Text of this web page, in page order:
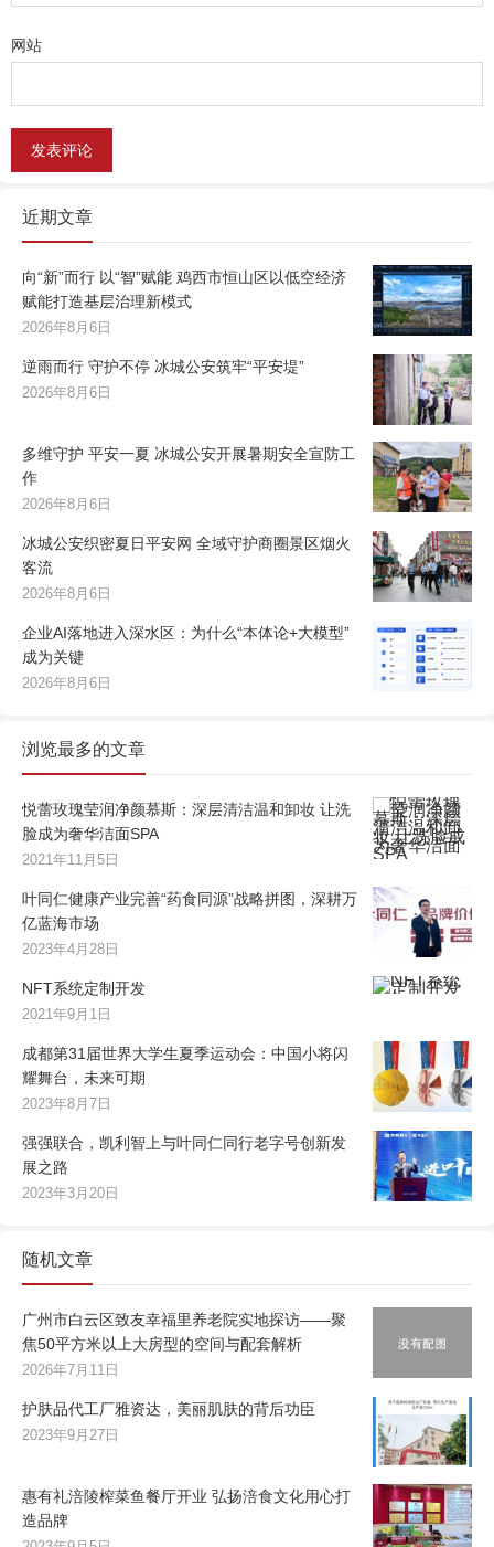
网站
近期文章
向“新”而行 以“智”赋能 鸡西市恒山区以低空经济
赋能打造基层治理新模式
2026年8月6日
逆雨而行 守护不停 冰城公安筑牢“平安堤”
2026年8月6日
多维守护 平安一夏 冰城公安开展暑期安全宣防工
作
2026年8月6日
冰城公安织密夏日平安网 全域守护商圈景区烟火
客流
2026年8月6日
企业AI落地进入深水区：为什么“本体论+大模型”
成为关键
2026年8月6日
浏览最多的文章
悦蕾玫瑰莹润净颜慕斯：深层清洁温和卸妆 让洗
脸成为奢华洁面SPA
2021年11月5日
叶同仁健康产业完善“药食同源”战略拼图，深耕万
亿蓝海市场
2023年4月28日
NFT系统定制开发
2021年9月1日
成都第31届世界大学生夏季运动会：中国小将闪
耀舞台，未来可期
2023年8月7日
强强联合，凯利智上与叶同仁同行老字号创新发
展之路
2023年3月20日
随机文章
广州市白云区致友幸福里养老院实地探访——聚
焦50平方米以上大房型的空间与配套解析
2026年7月11日
护肤品代工厂雅资达，美丽肌肤的背后功臣
2023年9月27日
惠有礼涪陵榨菜鱼餐厅开业 弘扬涪食文化用心打
造品牌